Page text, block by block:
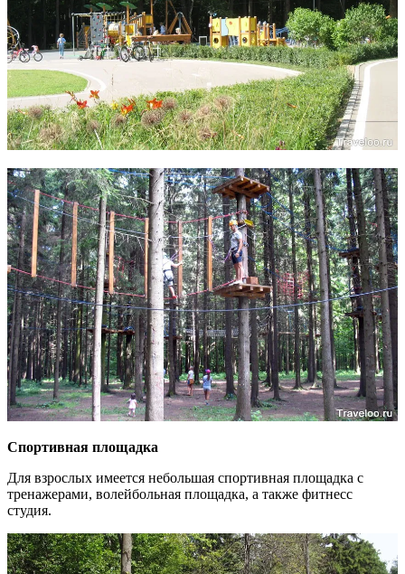
Спортивная площадка
Для взрослых имеется небольшая спортивная площадка с
тренажерами, волейбольная площадка, а также фитнесс
студия.